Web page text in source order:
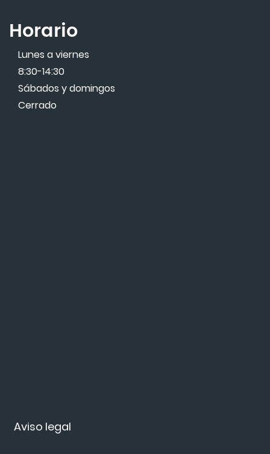
Aviso legal
Horario
Lunes a viernes
8:30-14:30
Sábados y domingos
Cerrado